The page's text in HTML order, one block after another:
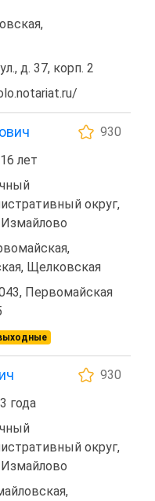
д. 37, корп. 2
930
лет
округ,
Щелковская
Первомайская
930
года
округ,